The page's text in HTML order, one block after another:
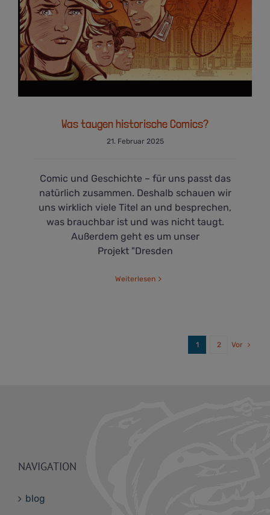
Was taugen historische Comics?
21. Februar 2025
Comic und Geschichte – für uns passt das
natürlich zusammen. Deshalb schauen wir
uns wirklich viele Titel an und besprechen,
was brauchbar ist und was nicht taugt.
Außerdem geht es um unser
Projekt "Dresden
Weiterlesen
1 2 Vor
NAVIGATION
blog